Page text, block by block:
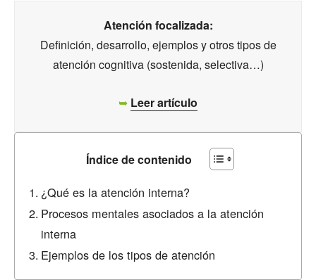
Atención focalizada:
Definición, desarrollo, ejemplos y otros tipos de
atención cognitiva (sostenida, selectiva…)
➥ Leer artículo
Índice de contenido
¿Qué es la atención interna?
Procesos mentales asociados a la atención
interna
Ejemplos de los tipos de atención